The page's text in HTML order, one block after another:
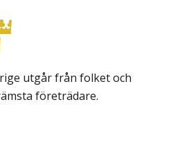
utgår från folket och
företrädare.